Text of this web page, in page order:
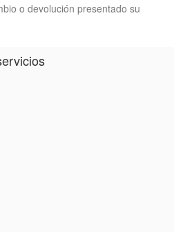
o devolución presentado su